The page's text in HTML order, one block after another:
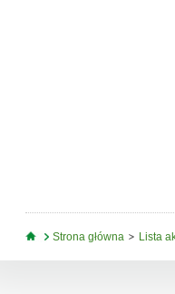
Jesteś tutaj
Strona główna Lista